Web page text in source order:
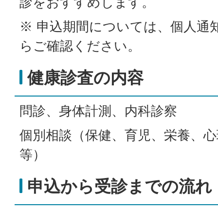
※ 申込期間については、個人通
らご確認ください。
健康診査の内容
問診、身体計測、内科診察
個別相談（保健、育児、栄養、
等）
申込から受診までの流れ